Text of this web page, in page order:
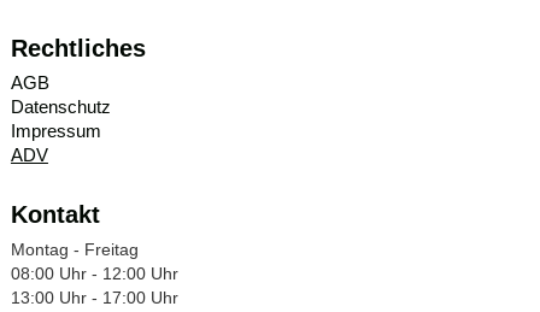
Rechtliches
AGB
Datenschutz
Impressum
ADV
Kontakt
Montag - Freitag
08:00 Uhr - 12:00 Uhr
13:00 Uhr - 17:00 Uhr